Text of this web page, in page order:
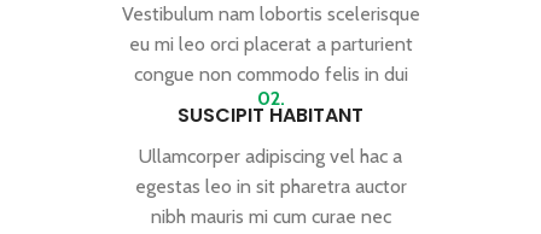
Vestibulum nam lobortis scelerisque
eu mi leo orci placerat a parturient
congue non commodo felis in dui
02.
SUSCIPIT HABITANT
Ullamcorper adipiscing vel hac a
egestas leo in sit pharetra auctor
nibh mauris mi cum curae nec